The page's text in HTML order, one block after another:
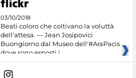
03/10/2018
Beati coloro che coltivano la voluttà
dell'attesa. — Jean Josipovici
Buongiorno dal Museo dell'#AraPacis
dove sono esposti i